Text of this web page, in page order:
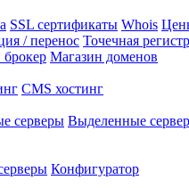
SSL сертификаты Whois
/ перенос Точечная
Магазин доменов
CMS хостинг
серверы Выделенные
Конфигуратор